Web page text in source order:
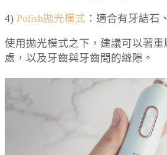
4) Polish拋光模式 ：適合有牙結石
使用拋光模式之下，建議可以著
處，以及牙齒與牙齒間的縫隙。